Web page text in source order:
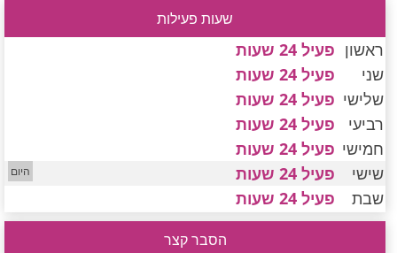
חדרים לפי שעה במישור החוף הדרומי
שעות פעילות
ראשון פעיל 24 שעות
שני
פעיל 24 שעות
שלישי פעיל 24 שעות
רביעי
פעיל 24 שעות
חמישי פעיל 24 שעות
שישי
פעיל 24 שעות
שבת
פעיל 24 שעות
הסבר קצר